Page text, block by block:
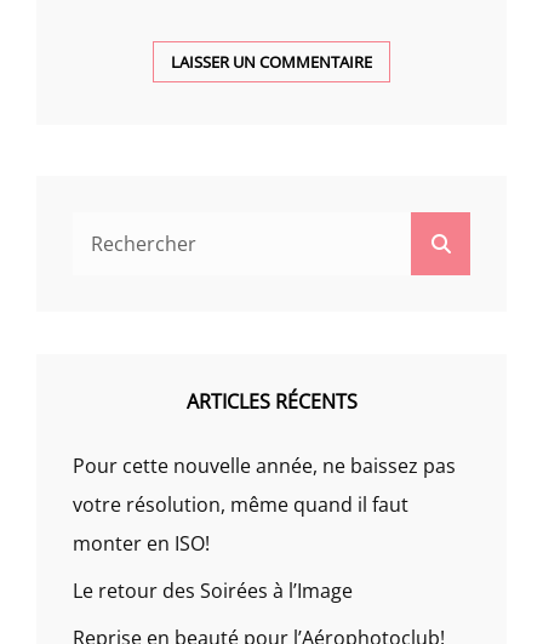
ARTICLES RÉCENTS
Pour cette nouvelle année, ne baissez pas
votre résolution, même quand il faut
monter en ISO!
Le retour des Soirées à l’Image
Reprise en beauté pour l’Aérophotoclub!